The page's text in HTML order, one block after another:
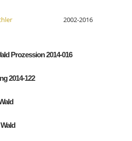
2002-2016
Prozession 2014-016
2014-122